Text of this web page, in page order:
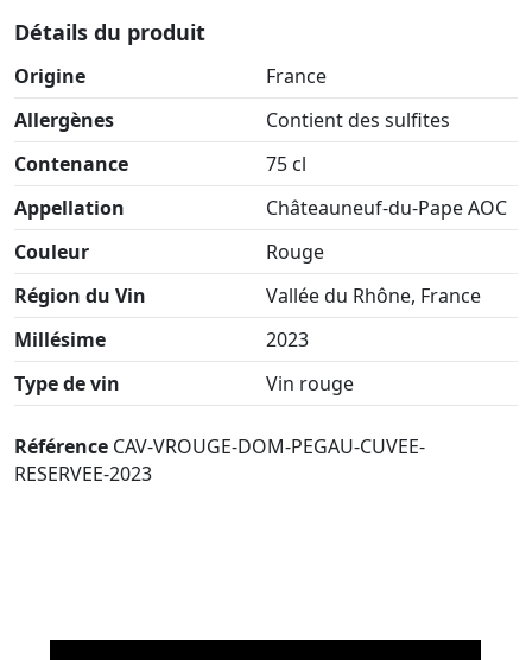
Détails du produit
Origine
France
Allergènes
Contient des sulfites
Contenance
75 cl
Appellation
Châteauneuf-du-Pape AOC
Couleur
Rouge
Région du Vin
Vallée du Rhône, France
Millésime
2023
Type de vin
Vin rouge
Référence CAV-VROUGE-DOM-PEGAU-CUVEE-
RESERVEE-2023